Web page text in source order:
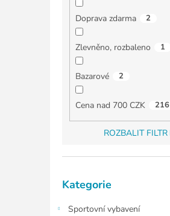
Doprava zdarma 2
Zlevněno, rozbaleno 1
Bazarové 2
Cena nad 700 CZK 216
ROZBALIT FILTR
kategorie
Kategorie
Sportovní vybavení